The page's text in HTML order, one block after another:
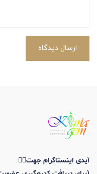
ارسال دیدگاه
آیدی اینستاگرام جهت👇🏼